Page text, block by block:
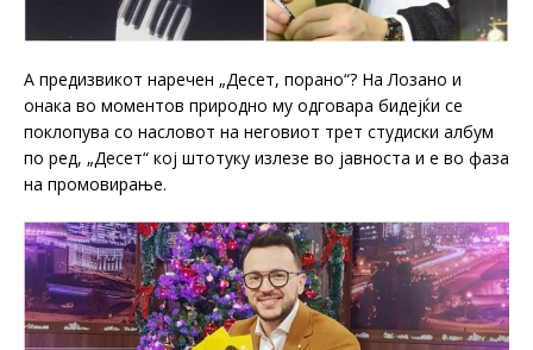
А предизвикот наречен „Десет, порано“? На Лозано и
онака во моментов природно му одговара бидејќи се
поклопува со насловот на неговиот трет студиски албум
по ред, „Десет“ кој штотуку излезе во јавноста и е во фаза
на промовирање.